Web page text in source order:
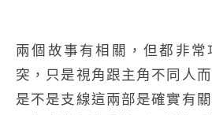
兩個故事有相關，但都非常
突，只是視角跟主角不同人
是不是支線這兩部是確實有